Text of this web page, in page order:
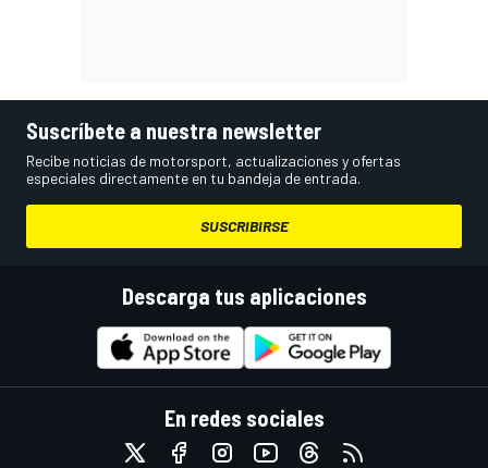
Suscríbete a nuestra newsletter
Recibe noticias de motorsport, actualizaciones y ofertas
especiales directamente en tu bandeja de entrada.
SUSCRIBIRSE
Descarga tus aplicaciones
En redes sociales